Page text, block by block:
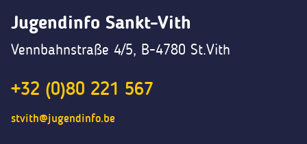
Jugendinfo Sankt-Vith
Vennbahnstraße 4/5, B-4780 St.Vith
+32 (0)80 221 567
stvith@jugendinfo.be